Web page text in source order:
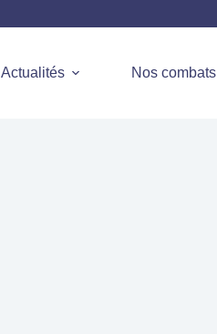
Actualités Nos combats